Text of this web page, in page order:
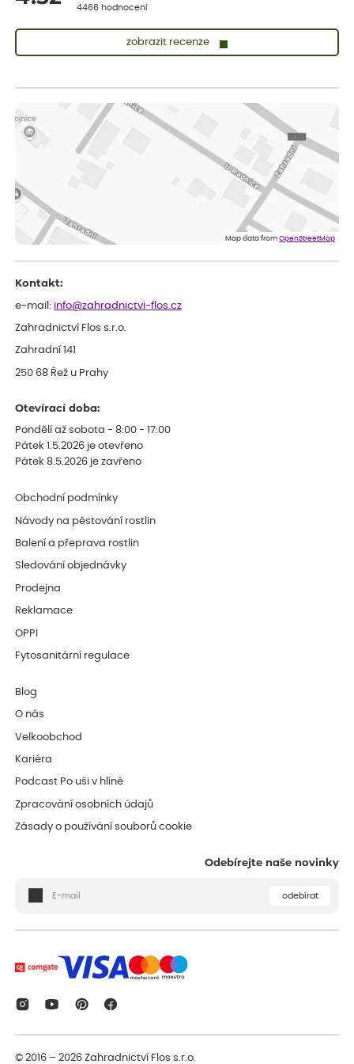
4466 hodnocení
zobrazit recenze
Vše v pořádku, jsem spokojena.
ověřený nákup dnes
Rostlina mi přišla v dobrém stavu, jsem spokojená.
Zuzana
Spokojenost s dodáním kvalitních rostlin
Map data fromOpenStreetMap
Kontakt:
e-mail: info@zahradnictvi-flos.cz
Zahradnictví Flos s.r.o.
Zahradní 141
250 68 Řež u Prahy
Otevírací doba:
Pondělí až sobota - 8:00 - 17:00
Pátek 1.5.2026 je otevřeno
Pátek 8.5.2026 je zavřeno
Obchodní podmínky
Návody na pěstování rostlin
Balení a přeprava rostlin
Sledování objednávky
Prodejna
Reklamace
OPPI
Fytosanitární regulace
Blog
O nás
Velkoobchod
Kariéra
Podcast Po uši v hlíně
Zpracování osobních údajů
Zásady o používání souborů cookie
Odebírejte naše novinky
odebírat
© 2016 – 2026Zahradnictví Flos s.r.o.